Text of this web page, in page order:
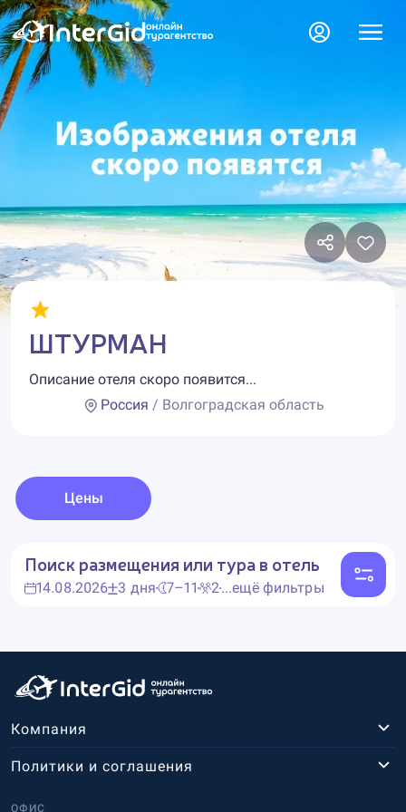
ШТУРМАН
Описание отеля скоро появится...
Россия / Волгоградская область
Цены
Поиск размещения или тура в отель
14.08.2026 3 дня 7–11 2...ещё фильтры
Компания
ОФИС
Политики и соглашения